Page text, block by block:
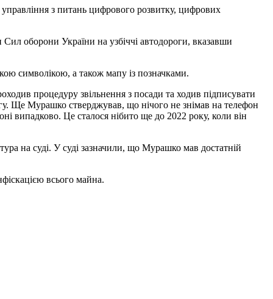
з питань цифрового розвитку, цифрових
оборони України на узбіччі автодороги, вказавши
символікою, а також мапу із позначками.
процедуру звільнення з посади та ходив підписувати
Ще Мурашко стверджував, що нічого не знімав на телефон
випадково. Це сталося нібито ще до 2022 року, коли він
на суді. У суді зазначили, що Мурашко мав достатній
всього майна.